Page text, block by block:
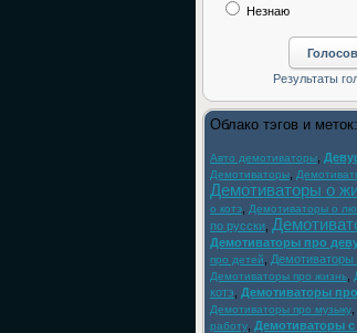
Незнаю
Облако тэгов и меток:
Авто демотиваторы
Демотиваторы
Демотиваторы о
о котэ
Демотиваторы о
по русски
Демотиваторы про
про детей
Демотиваторы
Демотиваторы про жизнь
котэ
Демотиваторы
Демотиваторы про музыку
работу
Демотиваторы